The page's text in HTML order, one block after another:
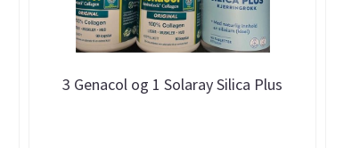
3 Genacol og 1 Solaray Silica Plus